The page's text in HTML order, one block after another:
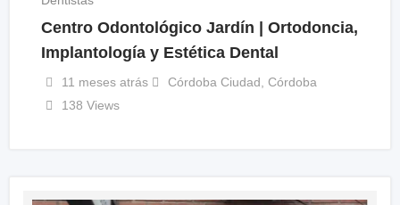
Centro Odontológico Jardín | Ortodoncia,
Implantología y Estética Dental
11 meses atrás Córdoba Ciudad Córdoba
138 Views